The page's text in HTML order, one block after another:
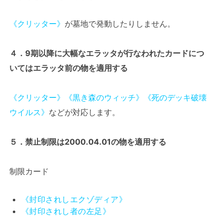
《クリッター》 が墓地で発動したりしません。
４．9期以降に大幅なエラッタが行なわれたカードにつ
いてはエラッタ前の物を適用する
《クリッター》 《黒き森のウィッチ》
《死のデッキ破壊
ウイルス》 などが対応します。
５．禁止制限は2000.04.01の物を適用する
制限カード
《封印されしエクゾディア》
《封印されし者の左足》